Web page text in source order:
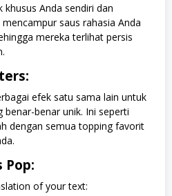
Anda sendiri dan
saus rahasia Anda
mereka terlihat persis
efek satu sama lain untuk
benar unik. Ini seperti
dengan semua topping favorit
Pop:
of your text: